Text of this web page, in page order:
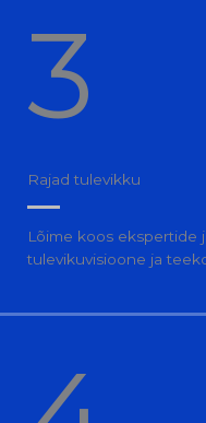
3
Rajad tulevikku
Lõime koos ekspertide
tulevikuvisioone ja